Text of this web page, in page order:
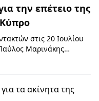
την επέτειο της
στις 20 Ιουλίου
Μαρινάκης
από την...